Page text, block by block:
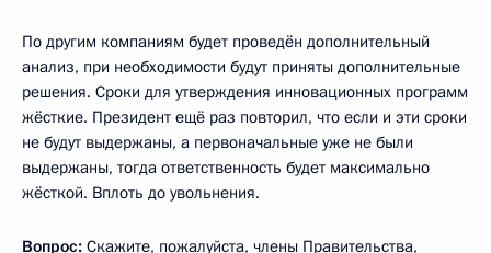
По другим компаниям будет проведён дополнительный
анализ, при необходимости будут приняты дополнительные
решения. Сроки для утверждения инновационных программ
жёсткие. Президент ещё раз повторил, что если и эти сроки
не будут выдержаны, а первоначальные уже не были
выдержаны, тогда ответственность будет максимально
жёсткой. Вплоть до увольнения.
Вопрос: Скажите, пожалуйста, члены Правительства,